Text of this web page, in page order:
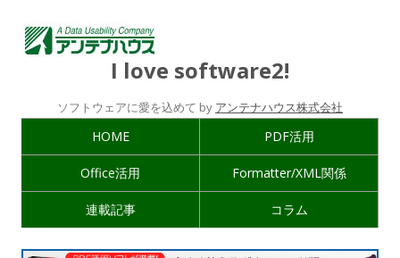
I love software2!
ソフトウェアに愛を込めて by アンテナハウス株式会社
HOME PDF活用
Office活用 Formatter/XML関係
連載記事 コラム